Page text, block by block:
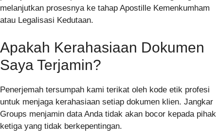
melanjutkan prosesnya ke tahap Apostille Kemenkumham
atau Legalisasi Kedutaan.
Apakah Kerahasiaan Dokumen
Saya Terjamin?
Penerjemah tersumpah kami terikat oleh kode etik profesi
untuk menjaga kerahasiaan setiap dokumen klien. Jangkar
Groups menjamin data Anda tidak akan bocor kepada pihak
ketiga yang tidak berkepentingan.